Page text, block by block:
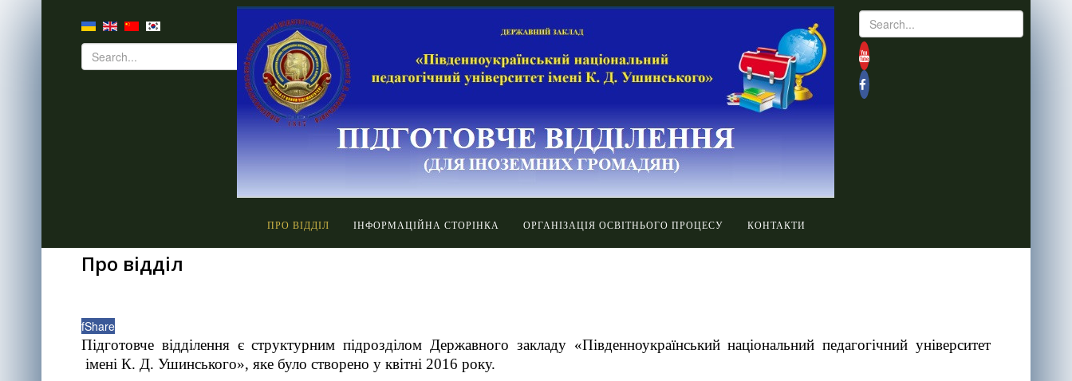
ПРО ВІДДІЛ ІНФОРМАЦІЙНА СТОРІНКА ОРГАНІЗАЦІЯ ОСВІТНЬОГО ПРОЦЕСУ КОНТАКТИ
Про відділ
fShare
Підготовче відділення є структурним підрозділом Державного закладу «Південноукраїнський національний педагогічний університет
імені К. Д. Ушинського», яке було створено у квітні 2016 року.